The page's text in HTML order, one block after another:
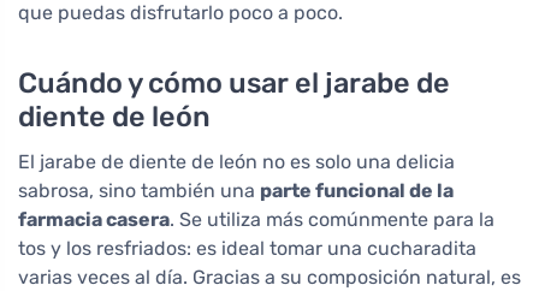
que puedas disfrutarlo poco a poco.
Cuándo y cómo usar el jarabe de
diente de león
El jarabe de diente de león no es solo una delicia
sabrosa, sino también una parte funcional de la
farmacia casera. Se utiliza más comúnmente para la
tos y los resfriados: es ideal tomar una cucharadita
varias veces al día. Gracias a su composición natural, es